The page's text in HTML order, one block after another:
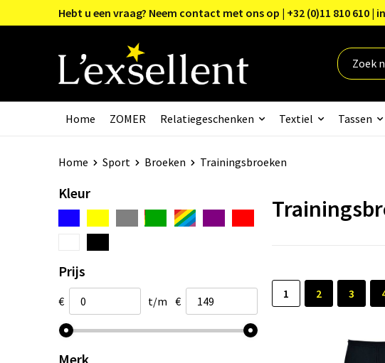
Hebt u een vraag? Neem contact met ons op | +32 (0)11 810 610 |
Home ZOMER Relatiegeschenken Textiel Tassen
Home Sport Broeken Trainingsbroeken
Kleur
Prijs
€ t/m €
Merk
1 2 3